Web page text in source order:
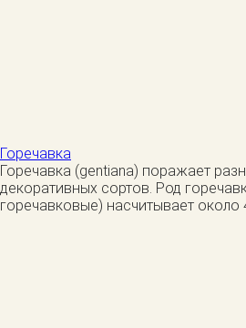
Горечавка
Горечавка (gentiana) поражает
декоративных сортов. Род
горечавковые) насчитывает около